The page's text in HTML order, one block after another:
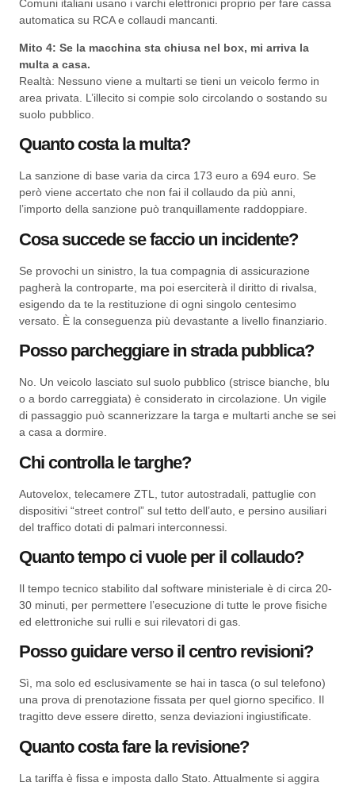
Comuni italiani usano i varchi elettronici proprio per fare cassa
automatica su RCA e collaudi mancanti.
Mito 4: Se la macchina sta chiusa nel box, mi arriva la
multa a casa.
Realtà: Nessuno viene a multarti se tieni un veicolo fermo in
area privata. L’illecito si compie solo circolando o sostando su
suolo pubblico.
Quanto costa la multa?
La sanzione di base varia da circa 173 euro a 694 euro. Se
però viene accertato che non fai il collaudo da più anni,
l’importo della sanzione può tranquillamente raddoppiare.
Cosa succede se faccio un incidente?
Se provochi un sinistro, la tua compagnia di assicurazione
pagherà la controparte, ma poi eserciterà il diritto di rivalsa,
esigendo da te la restituzione di ogni singolo centesimo
versato. È la conseguenza più devastante a livello finanziario.
Posso parcheggiare in strada pubblica?
No. Un veicolo lasciato sul suolo pubblico (strisce bianche, blu
o a bordo carreggiata) è considerato in circolazione. Un vigile
di passaggio può scannerizzare la targa e multarti anche se sei
a casa a dormire.
Chi controlla le targhe?
Autovelox, telecamere ZTL, tutor autostradali, pattuglie con
dispositivi “street control” sul tetto dell’auto, e persino ausiliari
del traffico dotati di palmari interconnessi.
Quanto tempo ci vuole per il collaudo?
Il tempo tecnico stabilito dal software ministeriale è di circa 20-
30 minuti, per permettere l’esecuzione di tutte le prove fisiche
ed elettroniche sui rulli e sui rilevatori di gas.
Posso guidare verso il centro revisioni?
Sì, ma solo ed esclusivamente se hai in tasca (o sul telefono)
una prova di prenotazione fissata per quel giorno specifico. Il
tragitto deve essere diretto, senza deviazioni ingiustificate.
Quanto costa fare la revisione?
La tariffa è fissa e imposta dallo Stato. Attualmente si aggira